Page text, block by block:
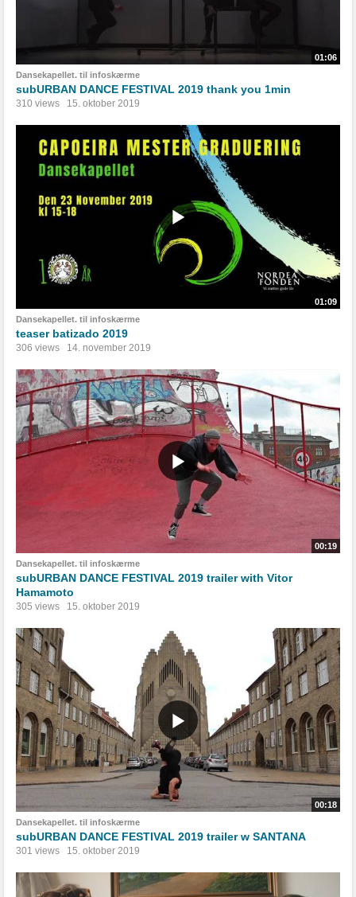
01:06
Dansekapellet. til infoskærme
subURBAN DANCE FESTIVAL 2019 thank you 1min
310 views 15. oktober 2019
01:09
Dansekapellet. til infoskærme
teaser batizado 2019
306 views 14. november 2019
00:19
Dansekapellet. til infoskærme
subURBAN DANCE FESTIVAL 2019 trailer with Vitor
Hamamoto
305 views 15. oktober 2019
00:18
Dansekapellet. til infoskærme
subURBAN DANCE FESTIVAL 2019 trailer w SANTANA
301 views 15. oktober 2019